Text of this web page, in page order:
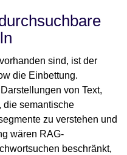
sind, ist der
die Einbettung.
von Text,
die semantische
zu verstehen und
wären RAG-
beschränkt,